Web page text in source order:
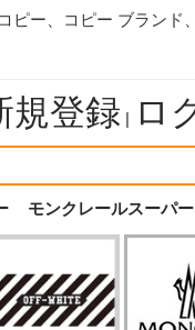
ピー、コピー ブランド
規登録 | ロ
モンクレールスーパ